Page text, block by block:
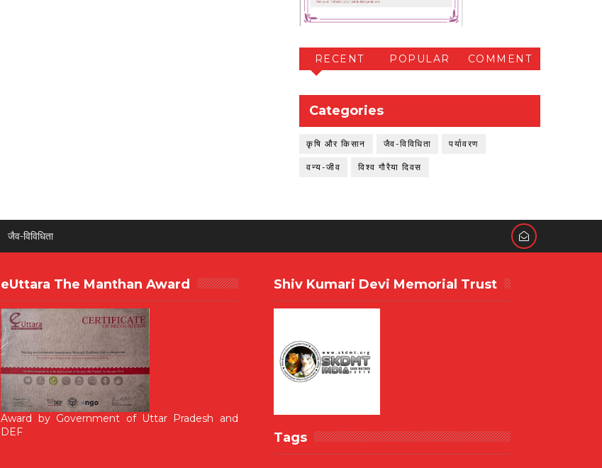
RECENT POPULAR COMMENT
Categories
कृषि और किसान जैव-विविधिता पर्यावरण
वन्य-जीव विश्व गौरैया दिवस
जैव-विविधिता
eUttara The Manthan Award
Award by Government of Uttar Pradesh and
DEF
Shiv Kumari Devi Memorial Trust
Tags